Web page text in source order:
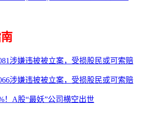
涉嫌违披被立案，受损股民或可索赔
涉嫌违披被立案，受损股民或可索赔
！A股“最妖”公司横空出世